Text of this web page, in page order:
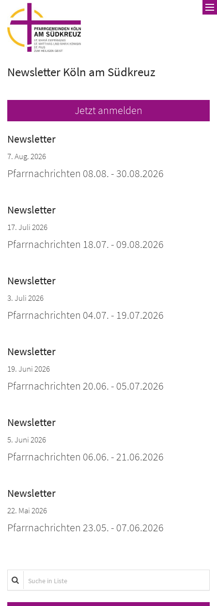
Zum Inhalt springen
Newsletter Köln am Südkreuz
Jetzt anmelden
Newsletter
7. Aug. 2026
Pfarrnachrichten 08.08. - 30.08.2026
Newsletter
17. Juli 2026
Pfarrnachrichten 18.07. - 09.08.2026
Newsletter
3. Juli 2026
Pfarrnachrichten 04.07. - 19.07.2026
Newsletter
19. Juni 2026
Pfarrnachrichten 20.06. - 05.07.2026
Newsletter
5. Juni 2026
Pfarrnachrichten 06.06. - 21.06.2026
Newsletter
22. Mai 2026
Pfarrnachrichten 23.05. - 07.06.2026
Suche in Liste